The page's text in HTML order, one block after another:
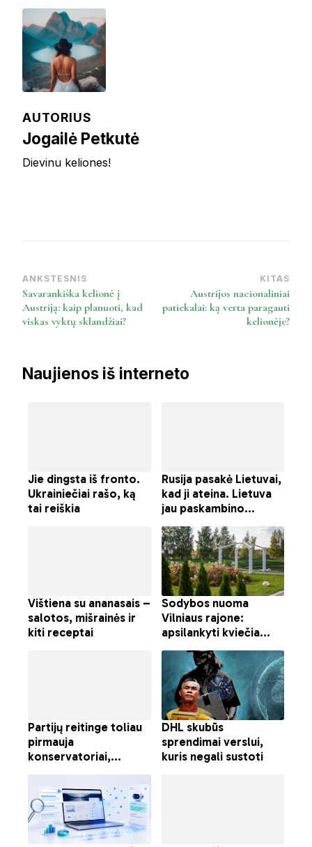
AUTORIUS
Jogailė Petkutė
Dievinu keliones!
Post
Navigation
ANKSTESNIS
Savarankiška kelionė į
Austriją: kaip planuoti, kad
viskas vyktų sklandžiai?
KITAS
Austrijos nacionaliniai
patiekalai: ką verta paragauti
kelionėje?
Naujienos iš interneto